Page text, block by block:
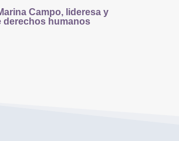
Campo, lideresa y
derechos humanos